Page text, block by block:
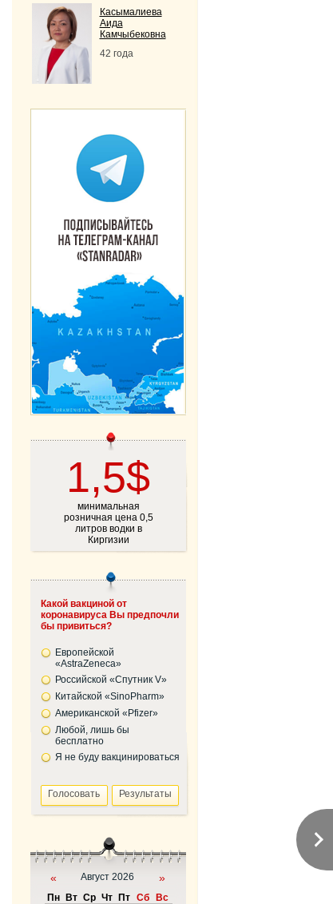
Касымалиева
Аида
Камчыбековна
42 года
1,5$
минимальная
розничная цена 0,5
литров водки в
Киргизии
Какой вакциной от
коронавируса Вы предпочли
бы привиться?
Европейской
«AstraZeneca»
Российской «Спутник V»
Китайской «SinoPharm»
Американской «Pfizer»
Любой, лишь бы
бесплатно
Я не буду вакцинироваться
« Август 2026 »
Пн Вт Ср Чт Пт Сб
Вс